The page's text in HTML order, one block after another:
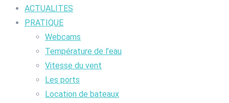
ACTUALITES
PRATIQUE
Webcams
Température de l’eau
Vitesse du vent
Les ports
Location de bateaux